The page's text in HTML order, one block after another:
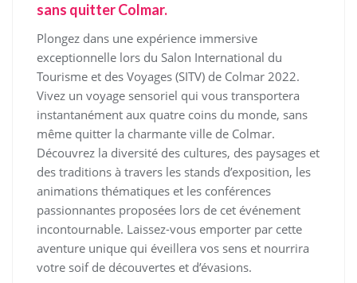
sans quitter Colmar.
Plongez dans une expérience immersive
exceptionnelle lors du Salon International du
Tourisme et des Voyages (SITV) de Colmar 2022.
Vivez un voyage sensoriel qui vous transportera
instantanément aux quatre coins du monde, sans
même quitter la charmante ville de Colmar.
Découvrez la diversité des cultures, des paysages et
des traditions à travers les stands d’exposition, les
animations thématiques et les conférences
passionnantes proposées lors de cet événement
incontournable. Laissez-vous emporter par cette
aventure unique qui éveillera vos sens et nourrira
votre soif de découvertes et d’évasions.